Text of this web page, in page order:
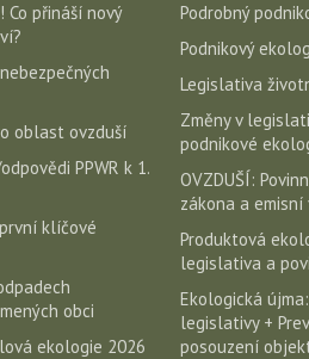
přináší nový
oblast ovzduší
PPWR k 1.
klíčové
obci
ekologie 2026
Podrobný
Podnikový
Legislativa
Změny v
podnikové
OVZDUŠÍ:
zákona a emisní
Produktová
legislativa a
Ekologická
legislativy +
posouzení